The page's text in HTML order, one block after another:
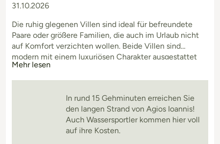
31.10.2026
Die ruhig glegenen Villen sind ideal für befreundete
Paare oder größere Familien, die auch im Urlaub nicht
auf Komfort verzichten wollen. Beide Villen sind
modern mit einem luxuriösen Charakter ausgestattet
und haben mehrere Schlafzimmer und Bäder. Auf der
großzügigen Terrasse gibt es mehrere
Highlight: jeweils einen Privatpool! Lefkas-Stadt ist nu
Mehr lesen
In rund 15 Gehminuten erreichen Sie
den langen Strand von Agios Ioannis!
Auch Wassersportler kommen hier voll
auf ihre Kosten.